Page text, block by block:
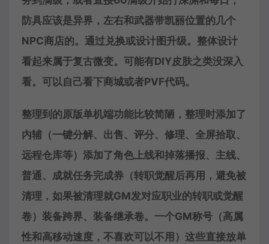
防具应该是异界，左右和武器带凯丽位置的几个
NPC商店的。通过兑换或设计图升级。整体设计
看起来属于复古微变。可能有DIY皮肤之类没深入
看。可以自己看下商城或者PVF代码。
整理到的原版单机端功能比较简陋，整理时添加了
内辅（一键分解、出售、评分、修理、全屏拾取、
远程仓库等）添加了角色上线和掉落播报、主线、
普通、成就任务完成券（转职觉醒后再用，避免被
清理，如果被清理就GM发对应职业的转职或觉醒
卷）装备跨界、装备继承卷。一个GM称号（高属
性和高移动速度，不喜欢可以不用）这些直接放单